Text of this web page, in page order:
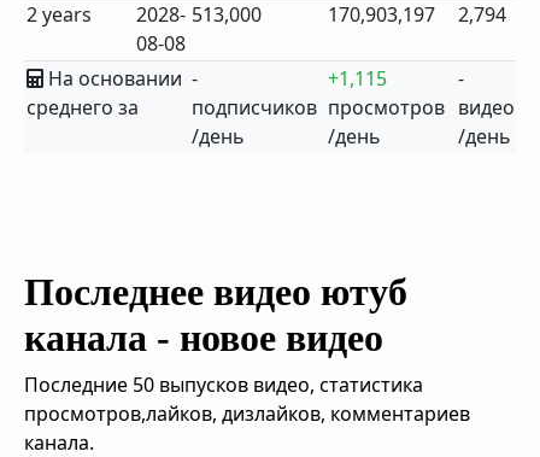
2 years
2028-
08-08
513,000 170,903,197 2,794
На основании
среднего за
-
подписчиков
/день
+1,115
просмотров
/день
-
видео
/день
Последнее видео ютуб
канала - новое видео
Последние 50 выпусков видео, статистика
просмотров,лайков, дизлайков, комментариев
канала.